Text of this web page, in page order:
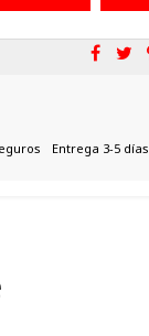
Entrega 3-5 días